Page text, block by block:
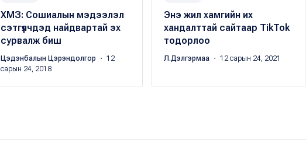
ХМЗ: Сошиалын мэдээлэл
сэтгүүлчдэд найдвартай эх
сурвалж биш
Цэдэнбалын Цэрэндолгор
・ 12
сарын 24, 2018
Энэ жил хамгийн их
хандалттай сайтаар ТikTok
тодорлоо
Л.Дэлгэрмаа ・ 12 сарын 24, 2021